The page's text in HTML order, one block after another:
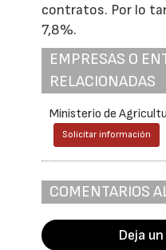
contratos. Por lo
7,8%.
EMPRESAS O
RELACIONADAS
Ministerio de
Solicitar información
COMENTARIOS
Deja